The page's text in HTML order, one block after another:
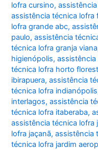
lofra cursino,
assistência técnica lofra
lofra grande abc,
paulo,assistência
técnica lofra granja viana
higienópolis,
técnica lofra horto
ibirapuera,assistência
técnica lofra indianópolis
interlagos,assistência
técnica lofra itaberaba,
assistência técnica lofra
lofra jaçanã,assistência
técnica lofra jardim